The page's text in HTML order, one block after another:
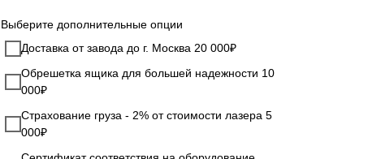
Выберите дополнительные опции
Доставка от завода до г. Москва 20 000₽
Обрешетка ящика для большей надежности 10
000₽
Страхование груза - 2% от стоимости лазера 5
000₽